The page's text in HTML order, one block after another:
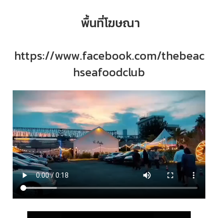
พื้นที่โฆษณา
https://www.facebook.com/thebeac
hseafoodclub